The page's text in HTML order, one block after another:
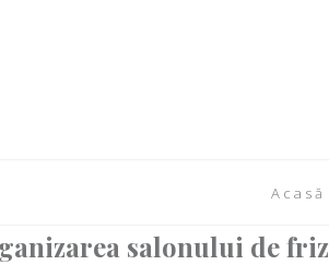
Acasă
salonului de